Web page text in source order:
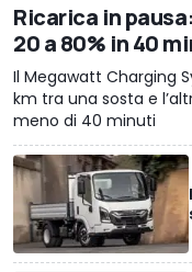
Ricarica in
20 a 80% in 40
Il Megawatt Charging
km tra una sosta e
meno di 40 minuti